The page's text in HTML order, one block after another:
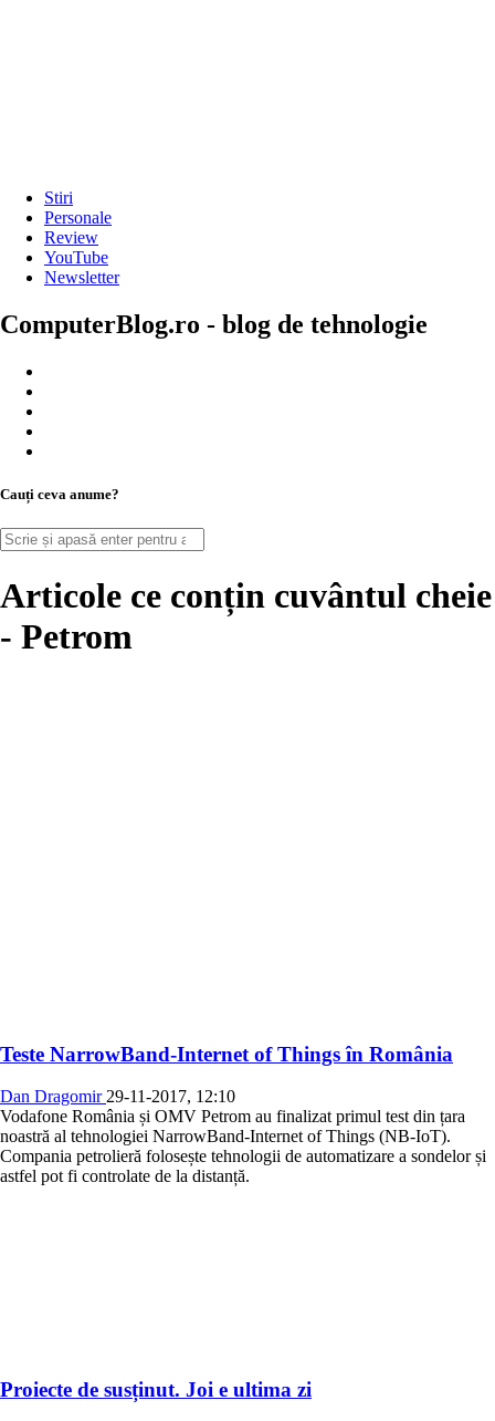
Stiri
Personale
Review
YouTube
Newsletter
ComputerBlog.ro - blog de tehnologie
Cauți ceva anume?
Articole ce conțin cuvântul cheie
- Petrom
Teste NarrowBand-Internet of Things în România
Dan Dragomir 29-11-2017, 12:10
Vodafone România și OMV Petrom au finalizat primul test din țara
noastră al tehnologiei NarrowBand-Internet of Things (NB-IoT).
Compania petrolieră folosește tehnologii de automatizare a sondelor și
astfel pot fi controlate de la distanță.
Proiecte de susținut. Joi e ultima zi